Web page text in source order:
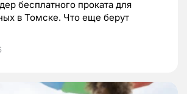
бесплатного проката для
в Томске. Что еще берут